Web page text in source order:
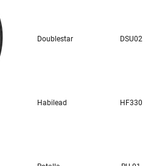
Doublestar DSU02
Habilead HF330